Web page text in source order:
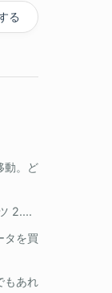
る
動。ど
2....
タを買
もあれ